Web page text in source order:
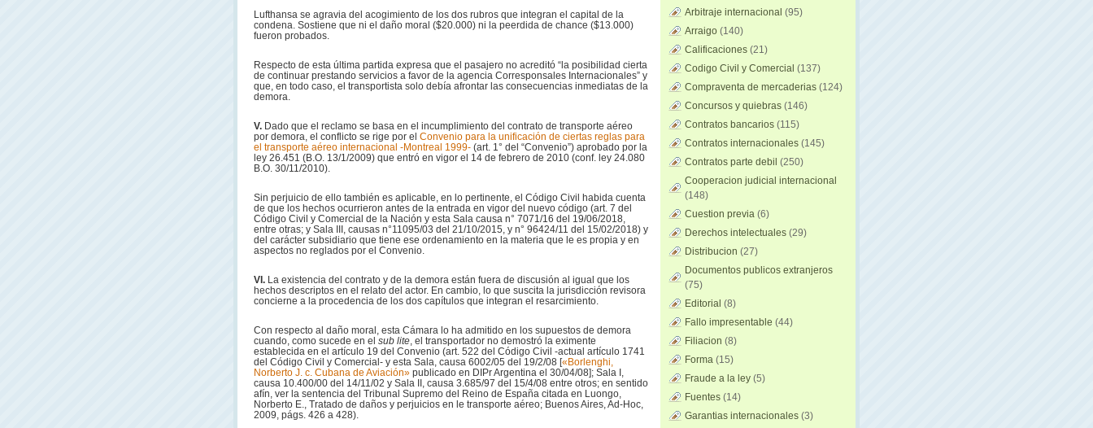
Lufthansa se agravia del acogimiento de los dos rubros que integran el capital de la
condena. Sostiene que ni el daño moral ($20.000) ni la peerdida de chance ($13.000)
fueron probados.
Respecto de esta última partida expresa que el pasajero no acreditó “la posibilidad cierta
de continuar prestando servicios a favor de la agencia Corresponsales Internacionales” y
que, en todo caso, el transportista solo debía afrontar las consecuencias inmediatas de la
demora.
V. Dado que el reclamo se basa en el incumplimiento del contrato de transporte aéreo
por demora, el conflicto se rige por el Convenio para la unificación de ciertas reglas para
el transporte aéreo internacional -Montreal 1999- (art. 1° del “Convenio”) aprobado por la
ley 26.451 (B.O. 13/1/2009) que entró en vigor el 14 de febrero de 2010 (conf. ley 24.080
B.O. 30/11/2010).
Sin perjuicio de ello también es aplicable, en lo pertinente, el Código Civil habida cuenta
de que los hechos ocurrieron antes de la entrada en vigor del nuevo código (art. 7 del
Código Civil y Comercial de la Nación y esta Sala causa n° 7071/16 del 19/06/2018,
entre otras; y Sala III, causas n°11095/03 del 21/10/2015, y n° 96424/11 del 15/02/2018) y
del carácter subsidiario que tiene ese ordenamiento en la materia que le es propia y en
aspectos no reglados por el Convenio.
VI. La existencia del contrato y de la demora están fuera de discusión al igual que los
hechos descriptos en el relato del actor. En cambio, lo que suscita la jurisdicción revisora
concierne a la procedencia de los dos capítulos que integran el resarcimiento.
Con respecto al daño moral, esta Cámara lo ha admitido en los supuestos de demora
cuando, como sucede en el sub lite, el transportador no demostró la eximente
establecida en el artículo 19 del Convenio (art. 522 del Código Civil -actual artículo 1741
del Código Civil y Comercial- y esta Sala, causa 6002/05 del 19/2/08 [«Borlenghi,
Norberto J. c. Cubana de Aviación» publicado en DIPr Argentina el 30/04/08]; Sala I,
causa 10.400/00 del 14/11/02 y Sala II, causa 3.685/97 del 15/4/08 entre otros; en sentido
afín, ver la sentencia del Tribunal Supremo del Reino de España citada en Luongo,
Norberto E., Tratado de daños y perjuicios en le transporte aéreo; Buenos Aires, Ad-Hoc,
2009, págs. 426 a 428).
Arbitraje internacional (95)
Arraigo (140)
Calificaciones (21)
Codigo Civil y Comercial (137)
Compraventa de mercaderias (124)
Concursos y quiebras (146)
Contratos bancarios (115)
Contratos internacionales (145)
Contratos parte debil (250)
Cooperacion judicial internacional
(148)
Cuestion previa (6)
Derechos intelectuales (29)
Distribucion (27)
Documentos publicos extranjeros
(75)
Editorial (8)
Fallo impresentable (44)
Filiacion (8)
Forma (15)
Fraude a la ley (5)
Fuentes (14)
Garantias internacionales (3)